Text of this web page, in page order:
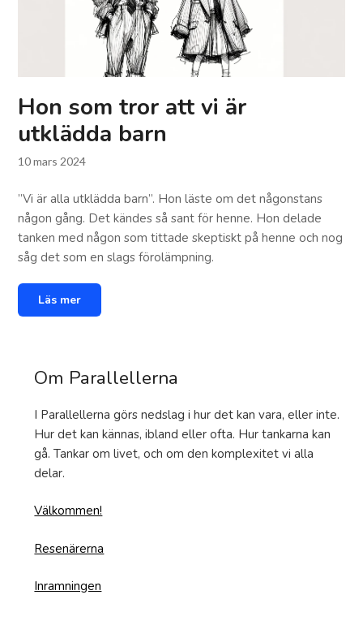
Hon som tror att vi är
utklädda barn
10 mars 2024
”Vi är alla utklädda barn”. Hon läste om det någonstans
någon gång. Det kändes så sant för henne. Hon delade
tanken med någon som tittade skeptiskt på henne och nog
såg det som en slags förolämpning.
Läs mer
Om Parallellerna
I Parallellerna görs nedslag i hur det kan vara, eller inte.
Hur det kan kännas, ibland eller ofta. Hur tankarna kan
gå. Tankar om livet, och om den komplexitet vi alla
delar.
Välkommen!
Resenärerna
Inramningen